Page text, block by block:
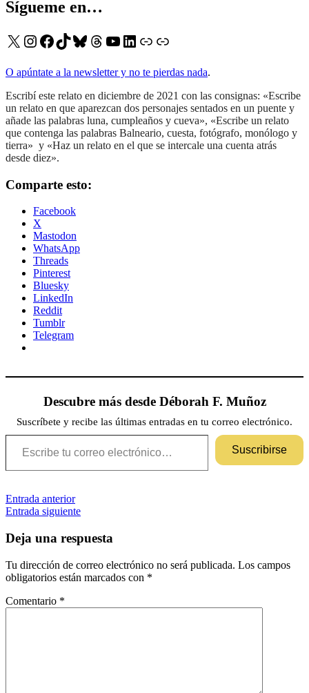
Sígueme en…
X Instagram
Facebook
TikTok
Bluesky
Threads
YouTube
LinkedIn
EnlaceEnlace
O apúntate a la newsletter y no te pierdas nada.
Escribí este relato en diciembre de 2021 con las consignas: «Escribe
un relato en que aparezcan dos personajes sentados en un puente y
añade las palabras luna, cumpleaños y cueva», «Escribe un relato
que contenga las palabras Balneario, cuesta, fotógrafo, monólogo y
tierra» y «Haz un relato en el que se intercale una cuenta atrás
desde diez».
Comparte esto:
Facebook
X
Mastodon
WhatsApp
Threads
Pinterest
Bluesky
LinkedIn
Reddit
Tumblr
Telegram
Descubre más desde Déborah F. Muñoz
Suscríbete y recibe las últimas entradas en tu correo electrónico.
Escribe tu correo electrónico…
Suscribirse
Etiquetasmicrorrelatos
contemporáneoromántica
Navegación
de
entradas
Entrada anterior
Entrada siguiente
Deja una respuesta
Tu dirección de correo electrónico no será publicada. Los campos
obligatorios están marcados con *
Comentario *